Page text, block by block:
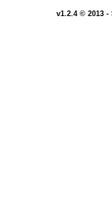
v1.2.4 © 2013